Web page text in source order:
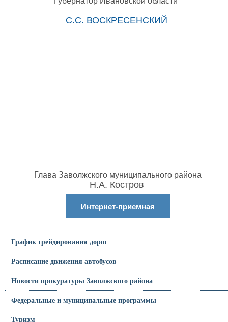
С.С. ВОСКРЕСЕНСКИЙ
Глава Заволжского муниципального района
Н.А. Костров
Интернет-приемная
График грейдирования дорог
Расписание движения автобусов
Новости прокуратуры Заволжского района
Федеральные и муниципальные программы
Туризм